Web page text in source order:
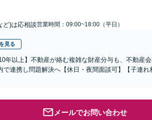
ど)は応相談営業時間：09:00~18:00（平日）
見る
年以上】不動産が絡む複雑な財産分与も、不動産
連携し問題解決へ【休日・夜間面談可】【子連れ
メールでお問い合わせ